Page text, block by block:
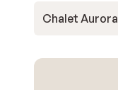
Chalet Aurora